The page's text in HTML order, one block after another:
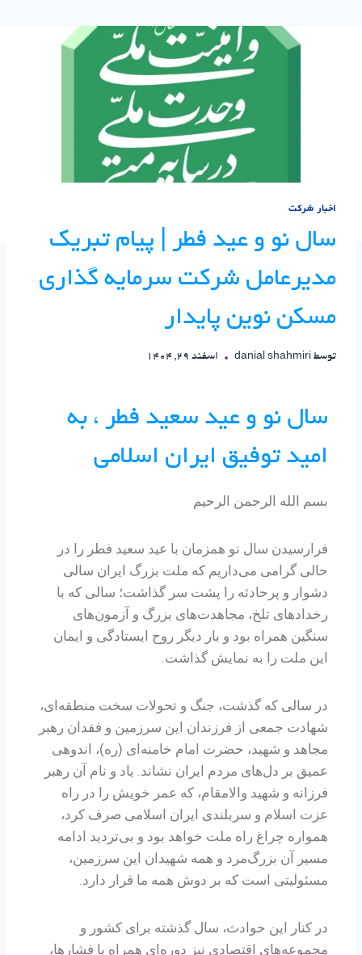
اخبار شرکت
سال نو و عید فطر | پیام تبریک
مدیرعامل شرکت سرمایه گذاری
مسکن نوین پایدار
توسط danial shahmiri اسفند 29, 1404
سال نو و عید سعید فطر ، به
امید توفیق ایران اسلامی
بسم الله الرحمن الرحیم
فرارسیدن سال نو همزمان با عید سعید فطر را در
حالی گرامی می‌داریم که ملت بزرگ ایران سالی
دشوار و پرحادثه را پشت سر گذاشت؛ سالی که با
رخدادهای تلخ، مجاهدت‌های بزرگ و آزمون‌های
سنگین همراه بود و بار دیگر روح ایستادگی و ایمان
این ملت را به نمایش گذاشت.
در سالی که گذشت، جنگ و تحولات سخت منطقه‌ای،
شهادت جمعی از فرزندان این سرزمین و فقدان رهبر
مجاهد و شهید، حضرت امام خامنه‌ای (ره)، اندوهی
عمیق بر دل‌های مردم ایران نشاند. یاد و نام آن رهبر
فرزانه و شهید والامقام، که عمر خویش را در راه
عزت اسلام و سربلندی ایران اسلامی صرف کرد،
همواره چراغ راه ملت خواهد بود و بی‌تردید ادامه
مسیر آن بزرگ‌مرد و همه شهیدان این سرزمین،
مسئولیتی است که بر دوش همه ما قرار دارد.
در کنار این حوادث، سال گذشته برای کشور و
مجموعه‌های اقتصادی نیز دوره‌ای همراه با فشارها،